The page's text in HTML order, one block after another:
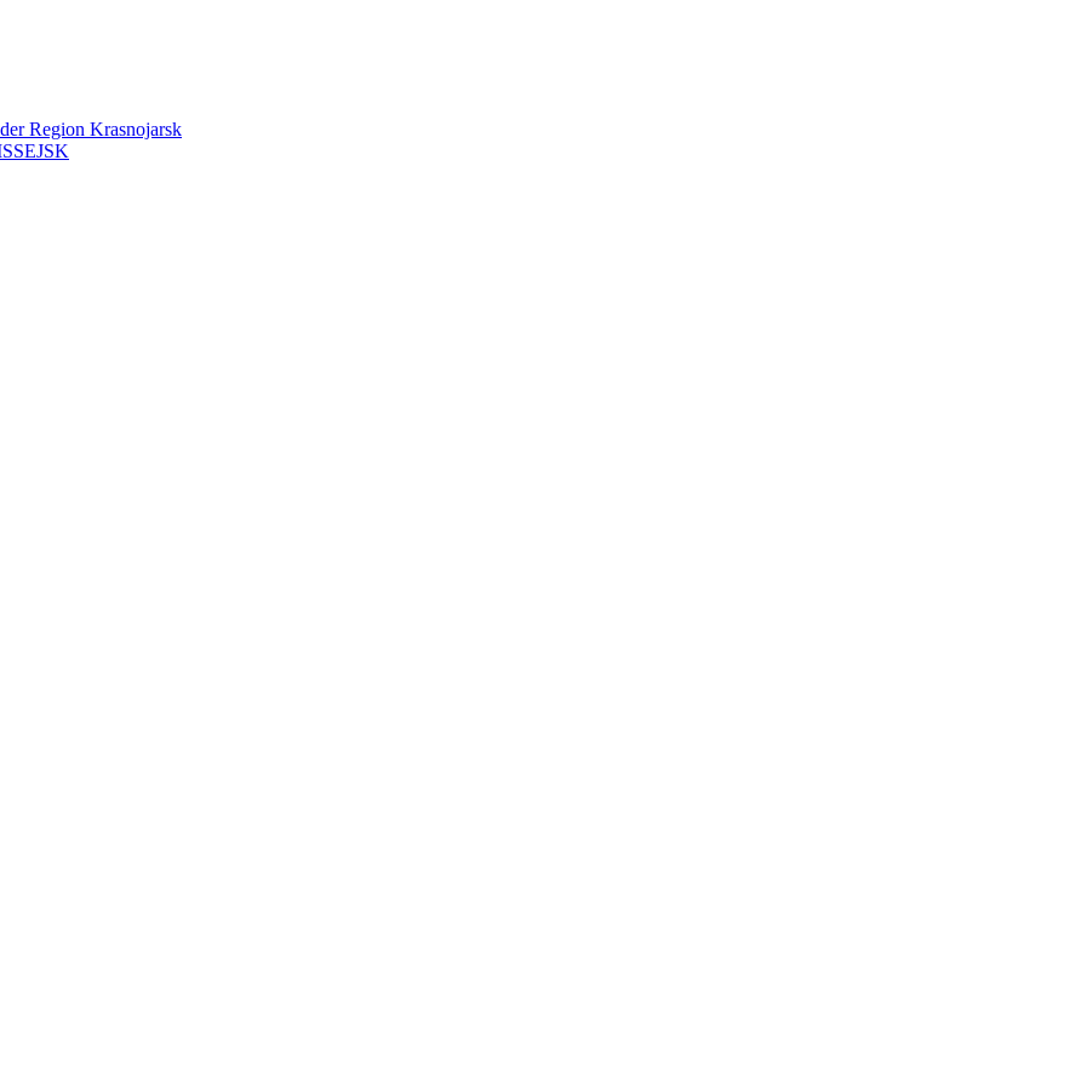
Region Krasnojarsk